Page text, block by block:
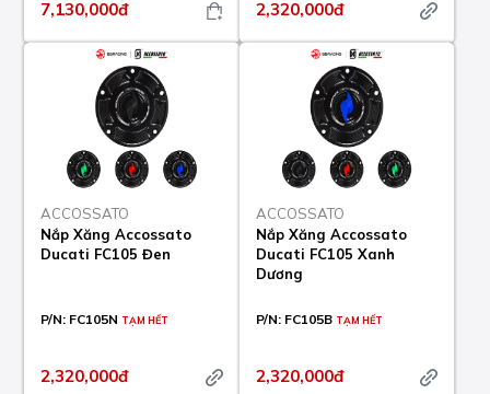
7,130,000đ 2,320,000đ
ACCOSSATO
Nắp Xăng Accossato
Ducati FC105 Đen
P/N: FC105N TẠM HẾT
2,320,000đ
ACCOSSATO
Nắp Xăng Accossato
Ducati FC105 Xanh
Dương
P/N: FC105B TẠM HẾT
2,320,000đ